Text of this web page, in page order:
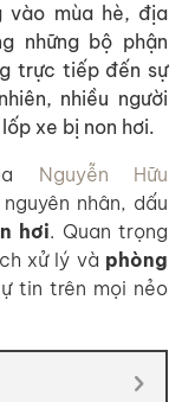
vào mùa hè, địa
những bộ phận
trực tiếp đến sự
nhiều người
xe bị non hơi.
Nguyễn Hữu
nhân, dấu
hơi. Quan trọng
xử lý và phòng
tin trên mọi nẻo